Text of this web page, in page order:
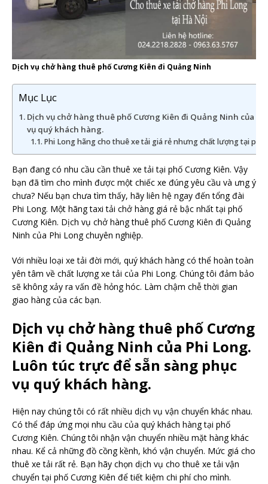
Dịch vụ chở hàng thuê phố Cương Kiên đi Quảng Ninh
Mục Lục
Dịch vụ chở hàng thuê phố Cương Kiên đi Quảng Ninh của
vụ quý khách hàng.
Phi Long hãng cho thuê xe tải giá rẻ nhưng chất lượng tại phố
Bạn đang có nhu cầu cần thuê xe tải tại phố Cương Kiên. Vậy
bạn đã tìm cho mình được một chiếc xe đúng yêu cầu và ưng ý
chưa? Nếu bạn chưa tìm thấy, hãy liên hệ ngay đến tổng đài
Phi Long. Một hãng taxi tải chở hàng giá rẻ bậc nhất tại phố
Cương Kiên. Dịch vụ chở hàng thuê phố Cương Kiên đi Quảng
Ninh của Phi Long chuyên nghiệp.
Với nhiều loại xe tải đời mới, quý khách hàng có thể hoàn toàn
yên tâm về chất lượng xe tải của Phi Long. Chúng tôi đảm bảo
sẽ không xảy ra vấn đề hỏng hóc. Làm chậm chễ thời gian
giao hàng của các bạn.
Dịch vụ chở hàng thuê phố Cương
Kiên đi Quảng Ninh của Phi Long.
Luôn túc trực để sẵn sàng phục
vụ quý khách hàng.
Hiện nay chúng tôi có rất nhiều dịch vụ vận chuyển khác nhau.
Có thể đáp ứng mọi nhu cầu của quý khách hàng tại phố
Cương Kiên. Chúng tôi nhận vận chuyển nhiều mặt hàng khác
nhau. Kể cả những đồ cồng kềnh, khó vận chuyển. Mức giá cho
thuê xe tải rất rẻ. Bạn hãy chọn dịch vụ cho thuê xe tải vận
chuyển tại phố Cương Kiên để tiết kiệm chi phí cho mình.